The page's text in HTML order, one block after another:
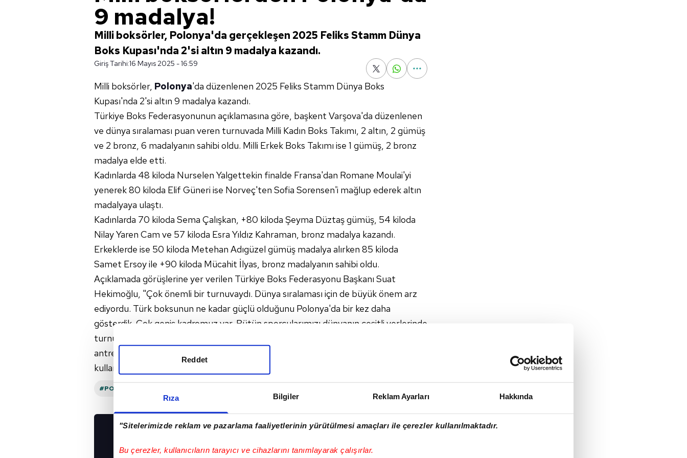
Rıza Bilgiler Reklam Ayarları Hakkında
"Sitelerimizde reklam ve pazarlama faaliyetlerinin yürütülmesi amaçları ile çerezler kullanılmaktadır.
Bu çerezler, kullanıcıların tarayıcı ve cihazlarını tanımlayarak çalışırlar.
Reddet
9 madalya!
Milli boksörler, Polonya'da gerçekleşen 2025 Feliks Stamm Dünya
Boks Kupası'nda 2'si altın 9 madalya kazandı.
Giriş Tarihi:16 Mayıs 2025 - 16:59
Milli boksörler, Polonya'da düzenlenen 2025 Feliks Stamm Dünya Boks
Kupası'nda 2'si altın 9 madalya kazandı.
Türkiye Boks Federasyonunun açıklamasına göre, başkent Varşova'da düzenlenen
ve dünya sıralaması puan veren turnuvada Milli Kadın Boks Takımı, 2 altın, 2 gümüş
ve 2 bronz, 6 madalyanın sahibi oldu. Milli Erkek Boks Takımı ise 1 gümüş, 2 bronz
madalya elde etti.
Kadınlarda 48 kiloda Nurselen Yalgettekin finalde Fransa'dan Romane Moulai'yi
yenerek 80 kiloda Elif Güneri ise Norveç'ten Sofia Sorensen'i mağlup ederek altın
madalyaya ulaştı.
Kadınlarda 70 kiloda Sema Çalışkan, +80 kiloda Şeyma Düztaş gümüş, 54 kiloda
Nilay Yaren Cam ve 57 kiloda Esra Yıldız Kahraman, bronz madalya kazandı.
Erkeklerde ise 50 kiloda Metehan Adıgüzel gümüş madalya alırken 85 kiloda
Samet Ersoy ile +90 kiloda Mücahit İlyas, bronz madalyanın sahibi oldu.
Açıklamada görüşlerine yer verilen Türkiye Boks Federasyonu Başkanı Suat
Hekimoğlu, "Çok önemli bir turnuvaydı. Dünya sıralaması için de büyük önem arz
ediyordu. Türk boksunun ne kadar güçlü olduğunu Polonya'da bir kez daha
gösterdik. Çok geniş kadromuz var. Bütün sporcularımızı dünyanın çeşitli yerlerinde
turnuvalara gönderiyoruz. Polonya'daki başarıda emeği geçen başta
antrenörlerimiz ve sporcularımız olmak üzere herkesi tebrik ediyorum." ifadelerini
kullandı.
#POLONYA
İNDİRİN!